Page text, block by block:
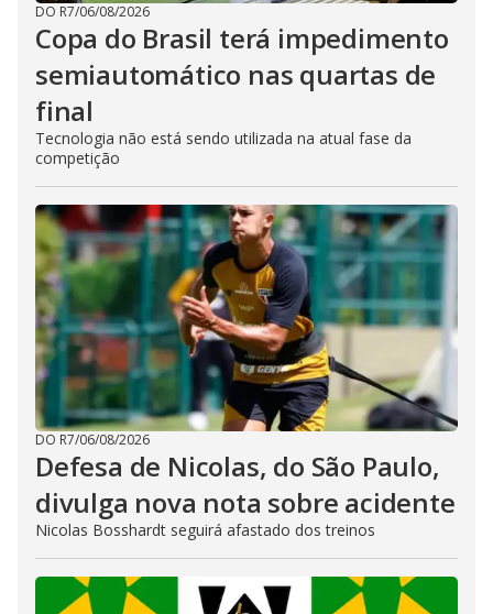
DO R7/06/08/2026
Copa do Brasil terá impedimento
semiautomático nas quartas de
final
Tecnologia não está sendo utilizada na atual fase da
competição
DO R7/06/08/2026
Defesa de Nicolas, do São Paulo,
divulga nova nota sobre acidente
Nicolas Bosshardt seguirá afastado dos treinos